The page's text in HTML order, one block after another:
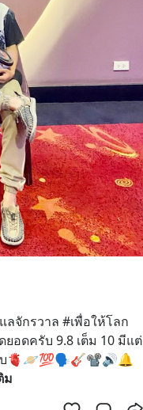
จักรวาล #เพื่อให้โลก
อดครับ 9.8 เต็ม 10 มีแต่
ครับ🫀🪐💯🗣️🎸📽️🔊🔔
ม